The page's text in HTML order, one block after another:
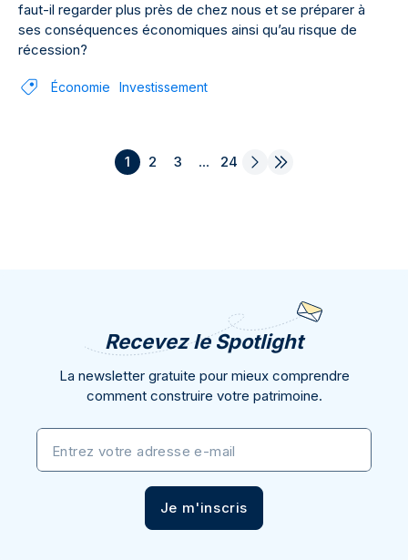
faut-il regarder plus près de chez nous et se préparer à
ses conséquences économiques ainsi qu’au risque de
récession?
Économie Investissement
1 2 3 ... 24
Recevez le Spotlight
La newsletter gratuite pour mieux comprendre
comment construire votre patrimoine.
Entrez votre adresse e-mail
Je m'inscris